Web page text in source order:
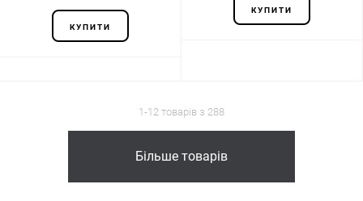
КУПИТИ
КУПИТИ
1-12 товарів з 288
Більше товарів